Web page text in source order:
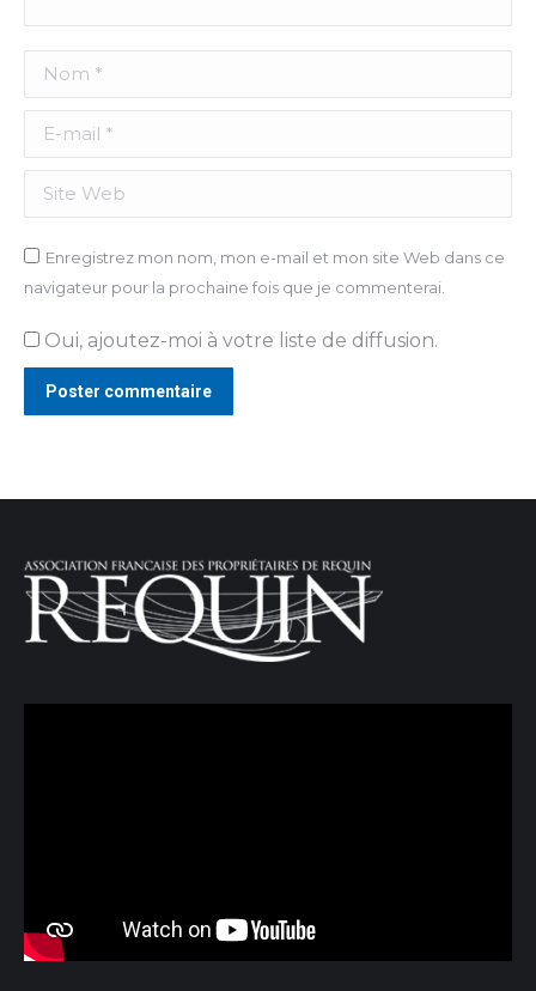
Nom *
E-mail *
Site Web
Enregistrez mon nom, mon e-mail et mon site Web dans ce
navigateur pour la prochaine fois que je commenterai.
Oui, ajoutez-moi à votre liste de diffusion.
Poster commentaire